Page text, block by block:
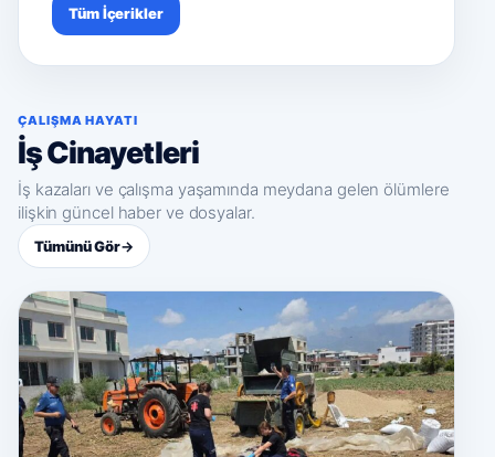
Tüm İçerikler
ÇALIŞMA HAYATI
İş Cinayetleri
İş kazaları ve çalışma yaşamında meydana gelen ölümlere
ilişkin güncel haber ve dosyalar.
Tümünü Gör→